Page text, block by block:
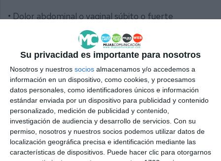
Su privacidad es importante para nosotros
Nosotros y nuestros socios almacenamos y/o accedemos a
información en un dispositivo, como cookies, y procesamos
datos personales, como identificadores únicos e información
estándar enviada por un dispositivo para publicidad y contenido
personalizado, medición de publicidad y contenido,
investigación de audiencia y desarrollo de servicios. Con su
permiso, nosotros y nuestros socios podemos utilizar datos de
localización geográfica precisa e identificación mediante las
características de dispositivos. Puede hacer clic para otorgarnos
• Dolor abdominal o vaginal súbito o fuerte
• Contracciones que continúan durante 30 minutos
después de haber parado de hacer ejercicio.
• Dolor en el pecho
• Sensación de “falta de aire”
• Dolor de cabeza intenso que no se le quita
• Mareo y náuseas